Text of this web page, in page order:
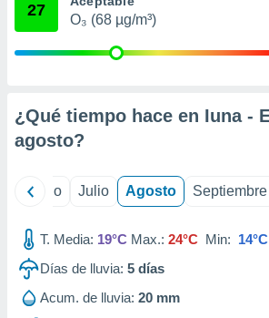
publicidad
1199
27
O₃ (68 µg/m³)
¿Qué tiempo hace en Iuna -
agosto?
Junio Julio Agosto Septiembre
T. Media: 19°C Max.: 24°C Min: 14°C
Días de lluvia: 5 días
Acum. de lluvia: 20 mm